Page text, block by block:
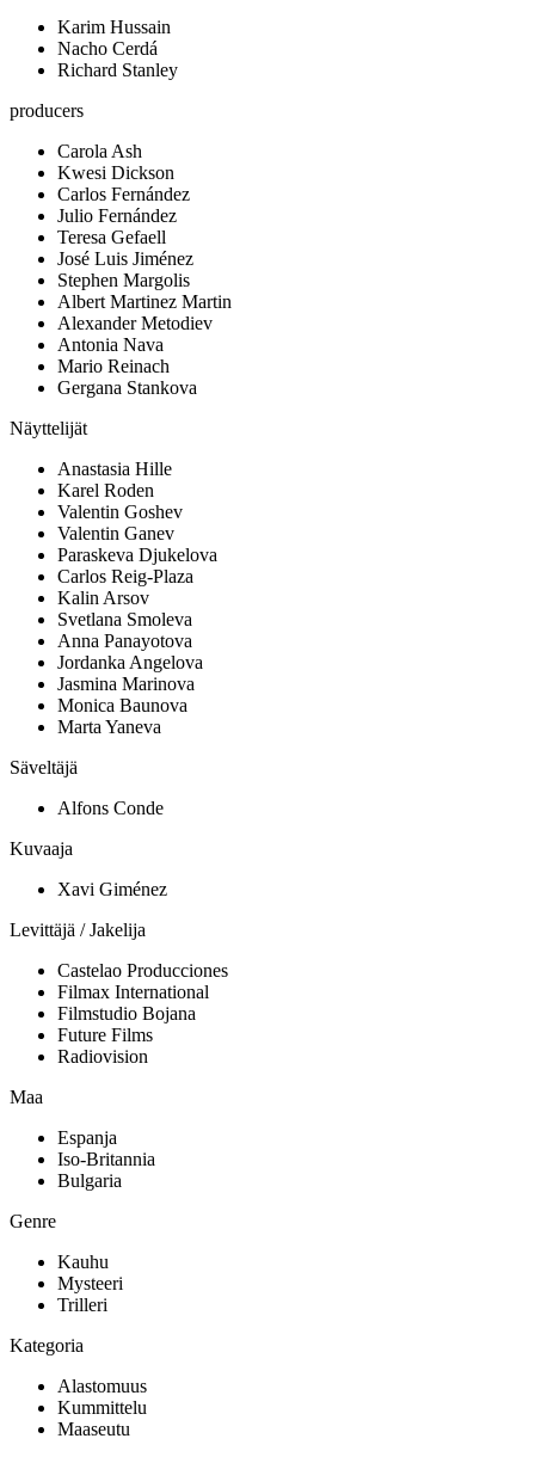
Karim Hussain
Nacho Cerdá
Richard Stanley
producers
Carola Ash
Kwesi Dickson
Carlos Fernández
Julio Fernández
Teresa Gefaell
José Luis Jiménez
Stephen Margolis
Albert Martinez Martin
Alexander Metodiev
Antonia Nava
Mario Reinach
Gergana Stankova
Näyttelijät
Anastasia Hille
Karel Roden
Valentin Goshev
Valentin Ganev
Paraskeva Djukelova
Carlos Reig-Plaza
Kalin Arsov
Svetlana Smoleva
Anna Panayotova
Jordanka Angelova
Jasmina Marinova
Monica Baunova
Marta Yaneva
Säveltäjä
Alfons Conde
Kuvaaja
Xavi Giménez
Levittäjä / Jakelija
Castelao Producciones
Filmax International
Filmstudio Bojana
Future Films
Radiovision
Maa
Espanja
Iso-Britannia
Bulgaria
Genre
Kauhu
Mysteeri
Trilleri
Kategoria
Alastomuus
Kummittelu
Maaseutu